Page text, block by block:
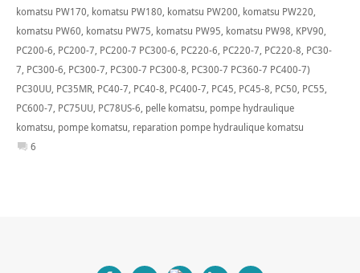
komatsu PW170, komatsu PW180, komatsu PW200, komatsu PW220,
komatsu PW60, komatsu PW75, komatsu PW95, komatsu PW98, KPV90,
PC200-6, PC200-7, PC200-7 PC300-6, PC220-6, PC220-7, PC220-8, PC30-
7, PC300-6, PC300-7, PC300-7 PC300-8, PC300-7 PC360-7 PC400-7)
PC30UU, PC35MR, PC40-7, PC40-8, PC400-7, PC45, PC45-8, PC50, PC55,
PC600-7, PC75UU, PC78US-6, pelle komatsu, pompe hydraulique
komatsu, pompe komatsu, reparation pompe hydraulique komatsu
6